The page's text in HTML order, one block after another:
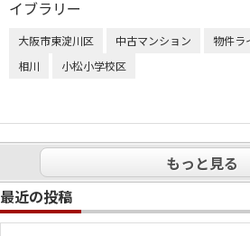
大阪市東淀川区 中古マンション 物件ラ
相川
小松小学校区
もっと見る
最近の投稿